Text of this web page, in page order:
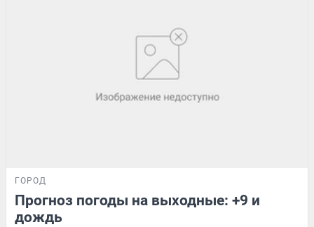
ГОРОД
Прогноз погоды на выходные: +9 и
дождь